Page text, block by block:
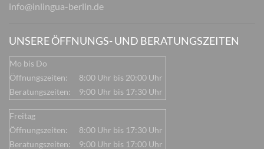
info@inlingua-berlin.de
UNSERE ÖFFNUNGS- UND BERATUNGSZEITEN
Mo bis Do
Öffnungszeiten:
8:00 Uhr bis 20:00 Uhr
Beratungszeiten:
9:00 Uhr bis 17:30 Uhr
Freitag
Öffnungszeiten:
8:00 Uhr bis 17:30 Uhr
Beratungszeiten:
9:00 Uhr bis 17:00 Uhr